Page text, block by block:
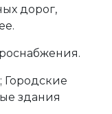
дорог,
здания